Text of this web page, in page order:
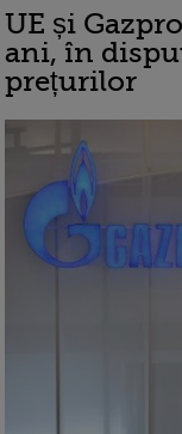
UE și
ani, în
prețurilor